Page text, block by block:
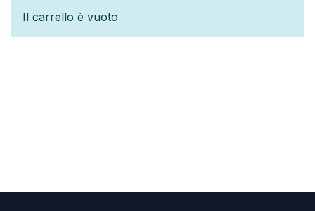
Il carrello è vuoto